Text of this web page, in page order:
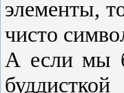
элементы,
чисто
А если мы